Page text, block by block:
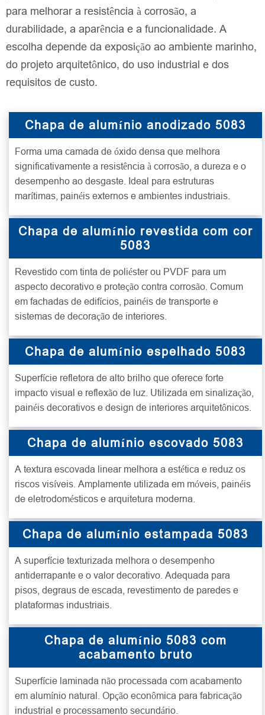
para melhorar a resistência à corrosão, a
durabilidade, a aparência e a funcionalidade. A
escolha depende da exposição ao ambiente marinho,
do projeto arquitetônico, do uso industrial e dos
requisitos de custo.
Chapa de alumínio anodizado 5083
Forma uma camada de óxido densa que melhora
significativamente a resistência à corrosão, a dureza e o
desempenho ao desgaste. Ideal para estruturas
marítimas, painéis externos e ambientes industriais.
Chapa de alumínio revestida com cor
5083
Revestido com tinta de poliéster ou PVDF para um
aspecto decorativo e proteção contra corrosão. Comum
em fachadas de edifícios, painéis de transporte e
sistemas de decoração de interiores.
Chapa de alumínio espelhado 5083
Superfície refletora de alto brilho que oferece forte
impacto visual e reflexão de luz. Utilizada em sinalização,
painéis decorativos e design de interiores arquitetônicos.
Chapa de alumínio escovado 5083
A textura escovada linear melhora a estética e reduz os
riscos visíveis. Amplamente utilizada em móveis, painéis
de eletrodomésticos e arquitetura moderna.
Chapa de alumínio estampada 5083
A superfície texturizada melhora o desempenho
antiderrapante e o valor decorativo. Adequada para
pisos, degraus de escada, revestimento de paredes e
plataformas industriais.
Chapa de alumínio 5083 com
acabamento bruto
Superfície laminada não processada com acabamento
em alumínio natural. Opção econômica para fabricação
industrial e processamento secundário.